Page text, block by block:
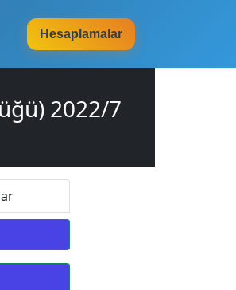
Hesaplamalar
2022/7